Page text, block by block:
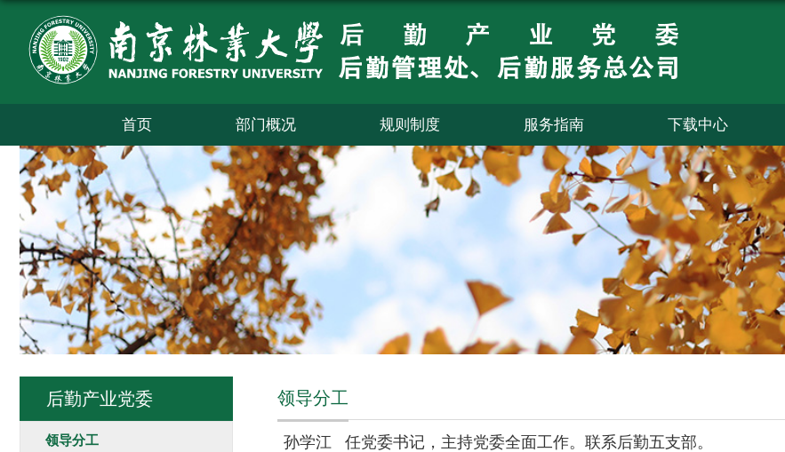
首页 部门概况 规则制度 服务指南 下载中心
后勤产业党委
领导分工
领导分工
孙学江 任党委书记，主持党委全面工作。联系后勤五支部。